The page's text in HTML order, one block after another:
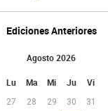
Ediciones Anteriores
Agosto 2026
Lu Ma Mi Ju Vi
27 28 29 30 31